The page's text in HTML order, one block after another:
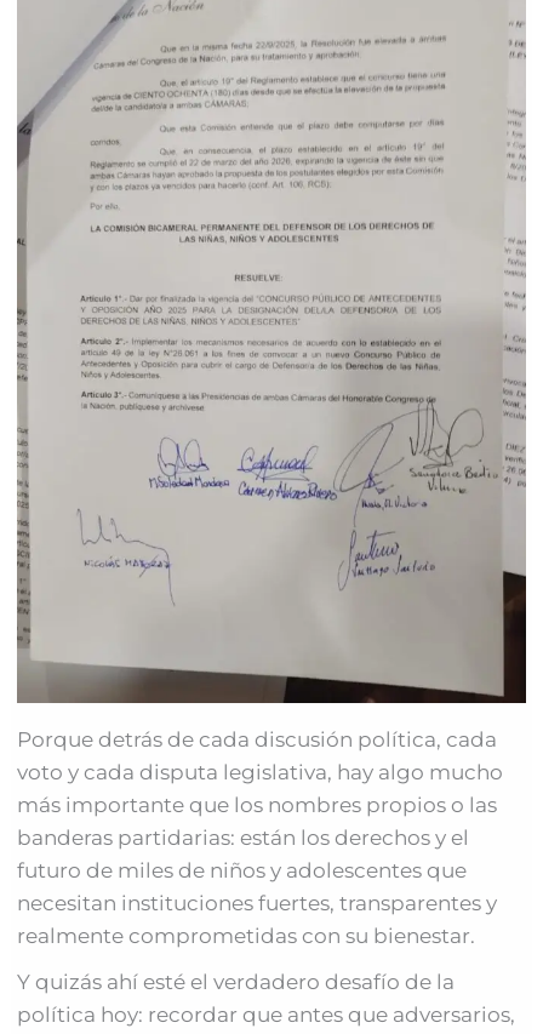
Porque detrás de cada discusión política, cada
voto y cada disputa legislativa, hay algo mucho
más importante que los nombres propios o las
banderas partidarias: están los derechos y el
futuro de miles de niños y adolescentes que
necesitan instituciones fuertes, transparentes y
realmente comprometidas con su bienestar.
Y quizás ahí esté el verdadero desafío de la
política hoy: recordar que antes que adversarios,